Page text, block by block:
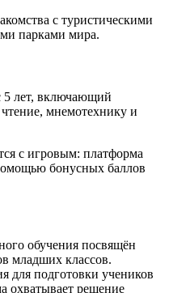
с туристическими
парками мира.
5 лет, включающий
мнемотехнику и
с игровым: платформа
бонусных баллов
обучения посвящён
младших классов.
для подготовки учеников
охватывает решение